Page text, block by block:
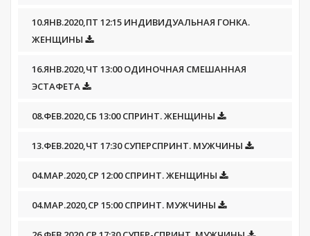
10.ЯНВ.2020,ПТ 12:15 ИНДИВИДУАЛЬНАЯ ГОНКА.
ЖЕНЩИНЫ
16.ЯНВ.2020,ЧТ 13:00 ОДИНОЧНАЯ СМЕШАННАЯ
ЭСТАФЕТА
08.ФЕВ.2020,СБ 13:00 СПРИНТ. ЖЕНЩИНЫ
13.ФЕВ.2020,ЧТ 17:30 СУПЕРСПРИНТ. МУЖЧИНЫ
04.МАР.2020,СР 12:00 СПРИНТ. ЖЕНЩИНЫ
04.МАР.2020,СР 15:00 СПРИНТ. МУЖЧИНЫ